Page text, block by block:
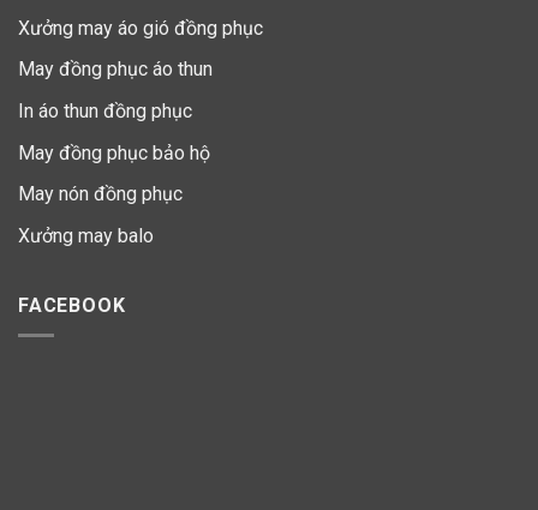
Xưởng may áo gió đồng phục
May đồng phục áo thun
In áo thun đồng phục
May đồng phục bảo hộ
May nón đồng phục
Xưởng may balo
FACEBOOK